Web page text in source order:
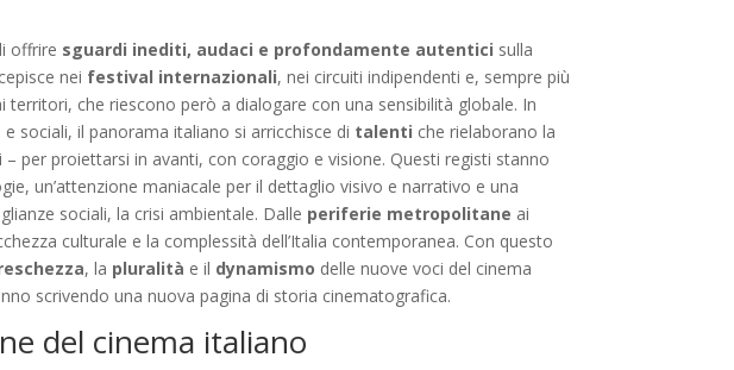
offrire sguardi inediti, audaci e profondamente autentici sulla
nei festival internazionali, nei circuiti indipendenti e, sempre più
territori, che riescono però a dialogare con una sensibilità globale. In
sociali, il panorama italiano si arricchisce di talenti che rielaborano la
per proiettarsi in avanti, con coraggio e visione. Questi registi stanno
un’attenzione maniacale per il dettaglio visivo e narrativo e una
sociali, la crisi ambientale. Dalle periferie metropolitane ai
culturale e la complessità dell’Italia contemporanea. Con questo
, la pluralità e il dynamismo delle nuove voci del cinema
scrivendo una nuova pagina di storia cinematografica.
del cinema italiano